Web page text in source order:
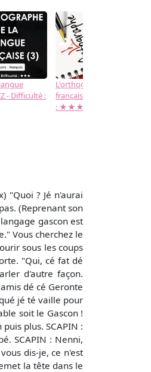
- Difficulté :
L'orthographe de la langue
française (2) -( 20 QUIZ -
: ★★★
→
"Quoi ? Jé n'aurai
(Reprenant son
gascon est
Vous cherchez le
sous les coups
"Qui, cé fat dé
d'autre façon.
dé cé Geronte
jé té vaille pour
soit le Gascon !
plus. SCAPIN :
SCAPIN : Nenni,
dis-je, ce n'est
la tête dans le